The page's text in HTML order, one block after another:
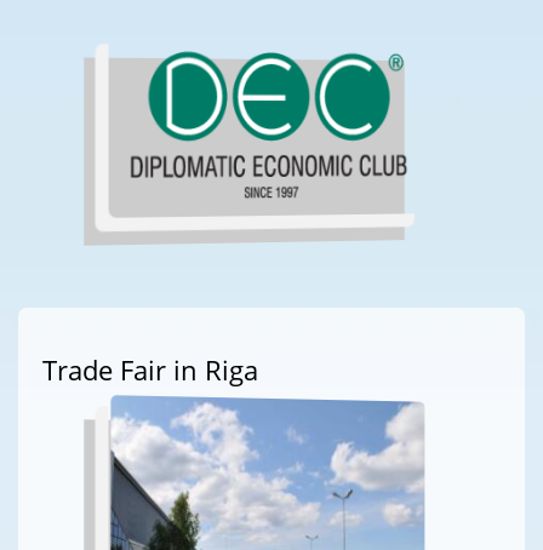
Trade Fair in Riga